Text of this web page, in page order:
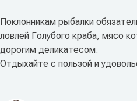
Поклонникам рыбалки
ловлей Голубого краба, мясо
дорогим деликатесом.
Отдыхайте с пользой и